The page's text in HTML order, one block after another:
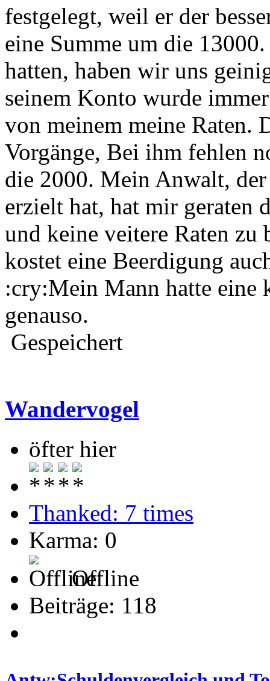
festgelegt, weil er der
eine Summe um die
hatten, haben wir uns
seinem Konto wurde
von meinem meine Raten.
Vorgänge, Bei ihm fehlen
die 2000. Mein Anwalt,
erzielt hat, hat mir geraten
und keine veitere Raten zu
kostet eine Beerdigung
:cry:Mein Mann hatte eine
genauso.
Gespeichert
Wandervogel
öfter hier
Thanked: 7 times
Karma: 0
Offline
Beiträge: 118